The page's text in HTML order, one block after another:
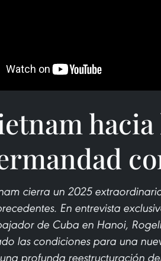
cierra un 2025
En entrevista
de Cuba en Hanoi,
las condiciones para una
profunda reestructuración